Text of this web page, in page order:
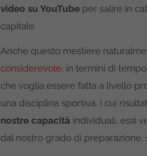
video su YouTube per salire in
capitale.
Anche questo mestiere
considerevole, in termini di
che voglia essere fatta a livello
una disciplina sportiva, i cui
nostre capacità individuali, essi
dal nostro grado di preparazione,